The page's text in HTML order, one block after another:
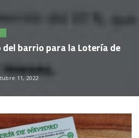
barrio para la Lotería de
11, 2022